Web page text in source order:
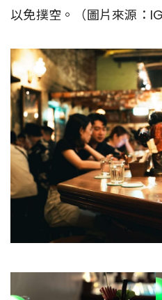
以免撲空。（圖片來源：IG